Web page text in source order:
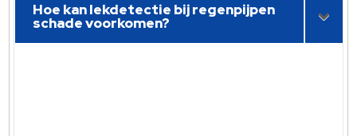
Hoe kan lekdetectie bij regenpijpen
schade voorkomen?